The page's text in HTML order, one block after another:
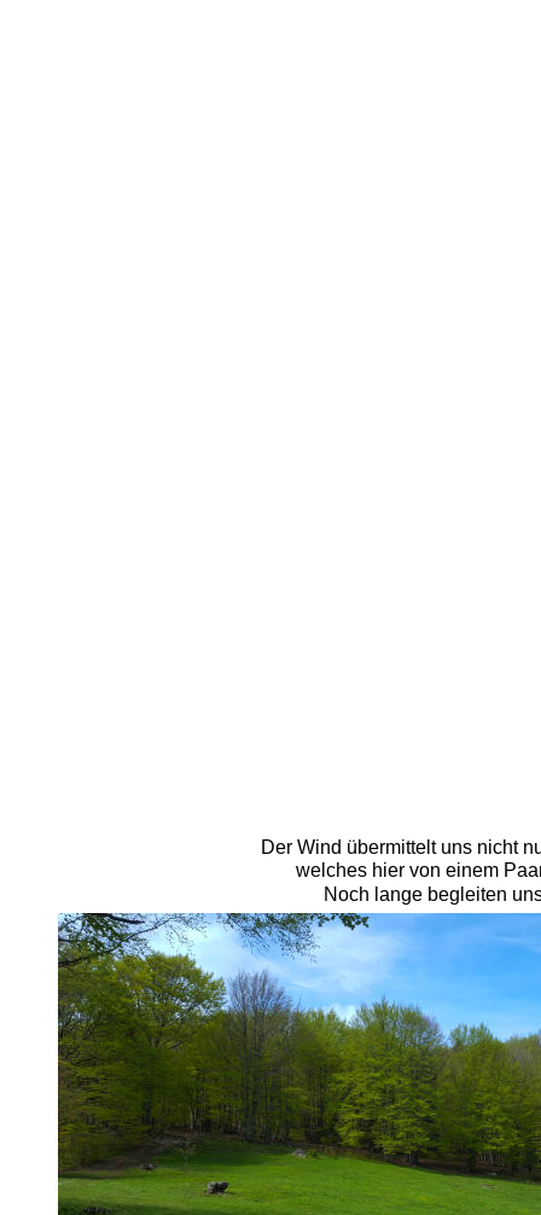
Der Wind übermittelt uns nicht
welches hier von einem
Noch lange begleiten